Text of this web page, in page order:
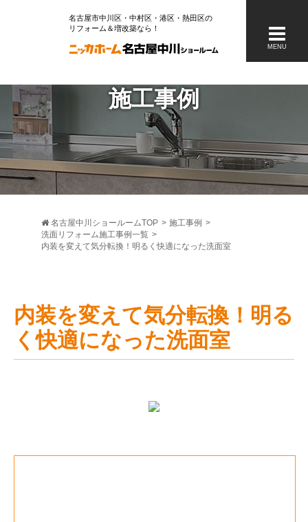
名古屋市中川区・中村区・港区・熱田区の
リフォーム＆増改築なら
MENU
施工事例
名古屋中川ショールームTOP > 施工事例 >
洗面リフォーム施工事例一覧 >
内装を変えて気分転換！明るく快適になった洗面室
内装を変えて気分転換！明る
く快適になった洗面室